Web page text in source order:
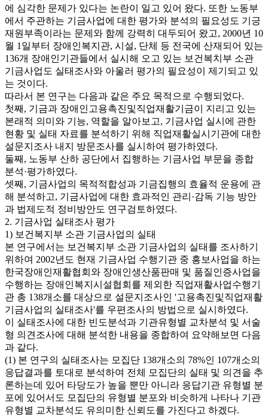
에 심각한 문제가 있다는 논란이 일고 있어 왔다. 또한 노동부
에서 주관하는 기금사업에 대한 평가와 분석의 필요성도 기긍
재원부족이라는 문제와 함께 강력히 대두되어 왔고, 2000년 10
월 1일부터 장애인복지관, 시설, 단체 등 전국에 산재되어 있는
136개 장애인기관들에서 실시해 오고 있는 보건복치부 소관
기금사업도 실태조사와 아울러 평가의 필요성이 제기되고 있
는 것이다.
따라서 본 연구는 다음과 같은 주요 목적으로 수행되었다.
첫째, 기금과 장애인고용촉진및직업재활기금이 지리고 있는
본래적 의미와 기능, 역할을 알아보고, 기금사업 실시에 관한
현황 및 실태 자료를 분석하기 위해 직업재활실시기관에 대한
설문지조사 내지 방문조사를 실시하여 평가하였다.
둘째, 노동부 산하 공단에서 집행하는 기금사업 부문을 종합
분석·평가하였다.
셋째, 기금사업의 목적적합성과 기금집행의 효율적 운용에 관
해 분석하고, 기금사업에 대한 효과적인 관리·감독 기능 방안
과 법제도적 정비방안도 연구검토하였다.
2. 기금사업 실태조사 평가
1) 보건복지부 소관 기금사업의 실태
본 연구에서는 보건복지부 소관 기금사업의 실태를 조사하기
위하여 2002년도 현재 기금사업 수행기관 중 흥보사업을 하는
한국장애인재활협회와 장애인생산품판매 및 품질인증사업을
수행하는 장애인복지시설협회를 제외한 직업재활사업수행기
관 총 138개소를 대상으로 설문지조사인 '고용촉진및직업재활
기금사업의 실태조사'를 우편조사의 방법으로 실시하였다.
이 실태조사에 대한 빈도분석과 기관유형별 교차분석 및 서술
형 의견조사에 대해 분석한 내용을 종합하여 요약해보면 다음
과 같다.
(1) 본 연구의 실태조사는 모집단 138개소의 78%인 107개소의
응답결과를 토대로 분석하여 전체 모집단의 실태 및 의견을 추
론하는데 있어 타당도가 높을 뿐만 아니라 응답기관 유형별 분
포에 있어서도 모집단의 유형별 분포와 비슷하게 나타나 기관
유형별 교차분석도 유의미한 신뢰도를 가진다고 하겠다.